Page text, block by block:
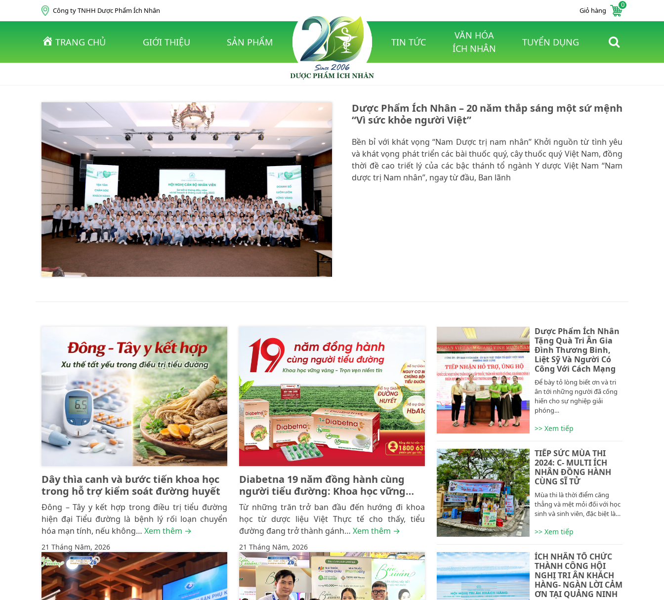
Skip to content Công ty TNHH Dược Phẩm Ích Nhân Giỏ hàng
0
TRANG CHỦ GIỚI THIỆU SẢN PHẨM TIN TỨC
VĂN HÓA
ÍCH NHÂN
TUYỂN DỤNG
Dược Phẩm Ích Nhân – 20 năm thắp sáng một sứ mệnh
“Vì sức khỏe người Việt”
Bền bỉ với khát vọng “Nam Dược trị nam nhân” Khởi nguồn từ tình yêu
và khát vọng phát triển các bài thuốc quý, cây thuốc quý Việt Nam, đồng
thời đề cao triết lý của các bậc thánh tổ ngành Y dược Việt Nam “Nam
dược trị Nam nhân”, ngay từ đầu, Ban lãnh
Dược Phẩm Ích Nhân
Tặng Quà Tri Ân Gia
Đình Thương Binh,
Liệt Sỹ Và Người Có
Công Với Cách Mạng
Để bày tỏ lòng biết ơn và tri
ân tới những người đã cống
hiến cho sự nghiệp giải
phóng…
>> Xem tiếp
TIẾP SỨC MÙA THI
2024: C- MULTI ÍCH
NHÂN ĐỒNG HÀNH
CÙNG SĨ TỬ
Mùa thi là thời điểm căng
thẳng và mệt mỏi đối với học
sinh và sinh viên, đặc biệt là…
>> Xem tiếp
ÍCH NHÂN TỔ CHỨC
THÀNH CÔNG HỘI
NGHỊ TRI ÂN KHÁCH
HÀNG- NGÀN LỜI CẢM
ƠN TẠI QUẢNG NINH
Dây thìa canh và bước tiến khoa học
trong hỗ trợ kiểm soát đường huyết
Đông – Tây y kết hợp trong điều trị tiểu đường
hiện đại Tiểu đường là bệnh lý rối loạn chuyển
hóa mạn tính, nếu không… Xem thêm →
21 Tháng Năm, 2026
Diabetna 19 năm đồng hành cùng
người tiểu đường: Khoa học vững
vàng – Trọn vẹn niềm tin
Từ những trăn trở ban đầu đến hướng đi khoa
học từ dược liệu Việt Thực tế cho thấy, tiểu
đường đang trở thành gánh… Xem thêm →
21 Tháng Năm, 2026